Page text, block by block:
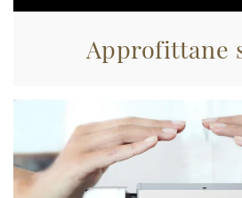
Approfittane